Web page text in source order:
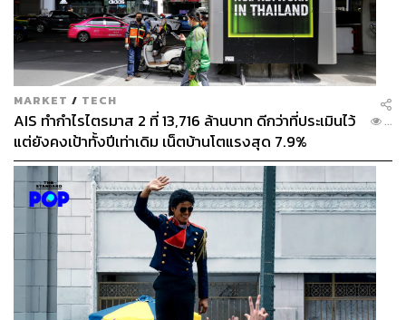
MARKET / TECH
AIS ทำกำไรไตรมาส 2 ที่ 13,716 ล้านบาท ดีกว่าที่ประเมินไว้
แต่ยังคงเป้าทั้งปีเท่าเดิม เน็ตบ้านโตแรงสุด 7.9%
...